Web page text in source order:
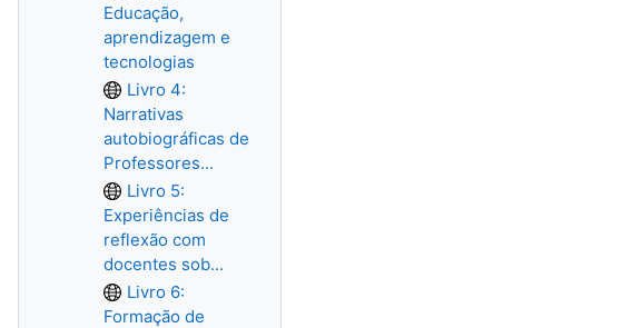
Educação,
aprendizagem e
tecnologias
Livro 4:
Narrativas
autobiográficas de
Professores...
Livro 5:
Experiências de
reflexão com
docentes sob...
Livro 6:
Formação de